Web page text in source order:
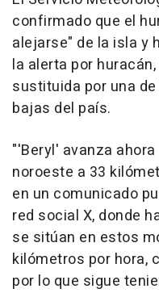
confirmado que el
alejarse" de la isla y
la alerta por
sustituida por una
bajas del país.
"'Beryl' avanza
noroeste a 33
en un comunicado
red social X, donde
se sitúan en estos
kilómetros por hora,
por lo que sigue